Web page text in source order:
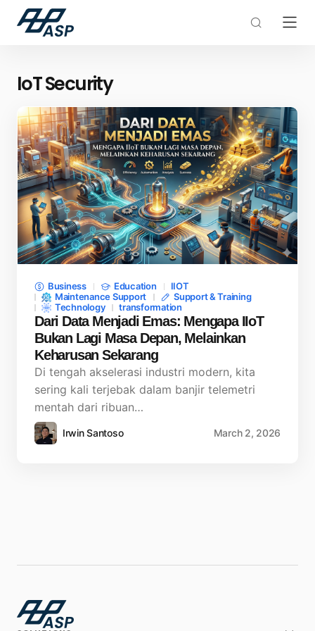
IoT Security
Business Education
IIOT
Maintenance Support
Support & Training
Technology
transformation
Dari Data Menjadi Emas: Mengapa IIoT
Bukan Lagi Masa Depan, Melainkan
Keharusan Sekarang
Di tengah akselerasi industri modern, kita
sering kali terjebak dalam banjir telemetri
mentah dari ribuan…
Irwin Santoso March 2, 2026